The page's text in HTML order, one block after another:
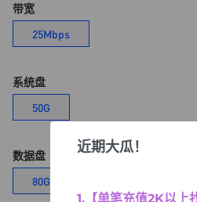
带宽
25Mbps
系统盘
50G
数据盘
80G
近期大瓜！
1.【单笔充值2K以上